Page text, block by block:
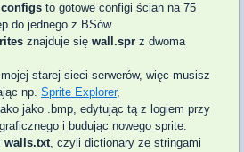
configs to gotowe configi ścian na 75
do jednego z BSów.
znajduje się wall.spr z dwoma
starej sieci serwerów, więc musisz
np. Sprite Explorer,
jako .bmp, edytując tą z logiem przy
i budując nowego sprite.
walls.txt, czyli dictionary ze stringami